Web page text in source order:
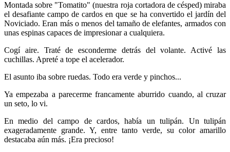
Montada sobre "Tomatito" (nuestra roja cortadora de césped) miraba
el desafiante campo de cardos en que se ha convertido el jardín del
Noviciado. Eran más o menos del tamaño de elefantes, armados con
unas espinas capaces de impresionar a cualquiera.
Cogí aire. Traté de esconderme detrás del volante. Activé las
cuchillas. Apreté a tope el acelerador.
El asunto iba sobre ruedas. Todo era verde y pinchos...
Ya empezaba a parecerme francamente aburrido cuando, al cruzar
un seto, lo vi.
En medio del campo de cardos, había un tulipán. Un tulipán
exageradamente grande. Y, entre tanto verde, su color amarillo
destacaba aún más. ¡Era precioso!